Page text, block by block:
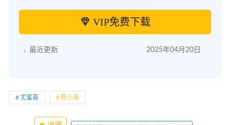
VIP免费下载
最近更新 2025年04月20日
尤蜜荟 熊小诺